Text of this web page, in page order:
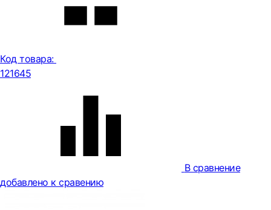
Код товара:
121645
В сравнение
добавлено к сравению